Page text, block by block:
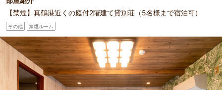
【禁煙】真鶴港近くの庭付2階建て貸別荘（5名様まで宿泊可）
その他 禁煙ルーム